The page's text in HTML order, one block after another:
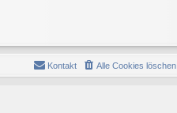
Alle Cookies löschen
Kontakt